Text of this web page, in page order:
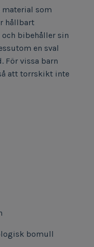
material som
hållbart
bibehåller sin
en sval
För vissa barn
att torrskikt inte
bomull